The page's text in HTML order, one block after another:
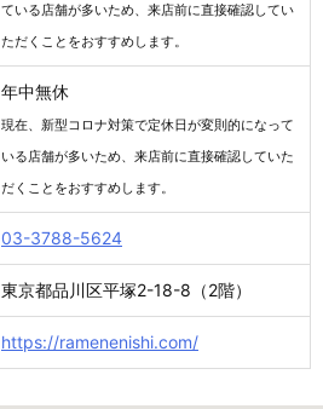
ている店舗が多いため、来店前に直接確認してい
ただくことをおすすめします。
年中無休
現在、新型コロナ対策で定休日が変則的になって
いる店舗が多いため、来店前に直接確認していた
だくことをおすすめします。
03-3788-5624
東京都品川区平塚2-18-8（2階）
https://ramenenishi.com/